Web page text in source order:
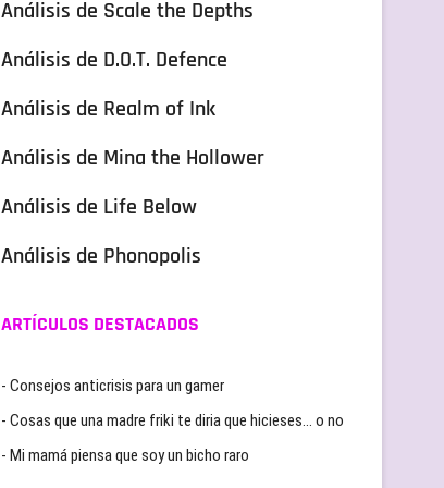
Análisis de Scale the Depths
Análisis de D.O.T. Defence
Análisis de Realm of Ink
Análisis de Mina the Hollower
Análisis de Life Below
Análisis de Phonopolis
ARTÍCULOS DESTACADOS
- Consejos anticrisis para un gamer
- Cosas que una madre friki te diria que hicieses… o no
- Mi mamá piensa que soy un bicho raro